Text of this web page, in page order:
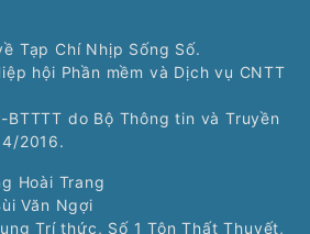
Tạp Chí Nhịp Sống Số.
hội Phần mềm và Dịch vụ CNTT
BTTTT do Bộ Thông tin và Truyền
2016.
Hoài Trang
Văn Ngợi
Trí thức, Số 1 Tôn Thất Thuyết,